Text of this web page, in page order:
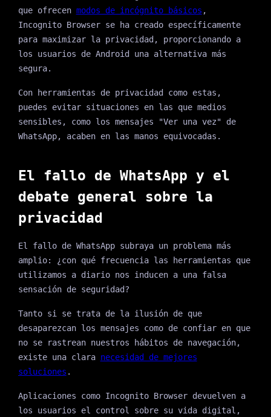
que ofrecen modos de incógnito básicos ,
Incognito Browser se ha creado específicamente
para maximizar la privacidad, proporcionando a
los usuarios de Android una alternativa más
segura.
Con herramientas de privacidad como estas,
puedes evitar situaciones en las que medios
sensibles, como los mensajes "Ver una vez" de
WhatsApp, acaben en las manos equivocadas.
El fallo de WhatsApp y el
debate general sobre la
privacidad
El fallo de WhatsApp subraya un problema más
amplio: ¿con qué frecuencia las herramientas que
utilizamos a diario nos inducen a una falsa
sensación de seguridad?
Tanto si se trata de la ilusión de que
desaparezcan los mensajes como de confiar en que
no se rastrean nuestros hábitos de navegación,
existe una clara necesidad de mejores
soluciones .
Aplicaciones como Incognito Browser devuelven a
los usuarios el control sobre su vida digital,